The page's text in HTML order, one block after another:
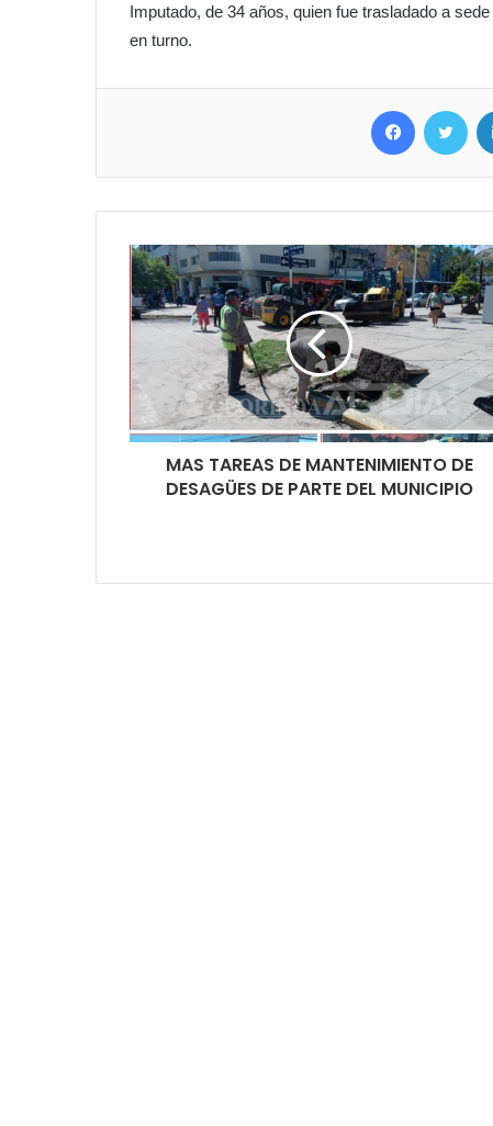
Imputado, de 34 años, quien fue trasladado a
en turno.
Facebook
MAS TAREAS DE MANTENIMIENTO DE
DESAGÜES DE PARTE DEL MUNICIPIO